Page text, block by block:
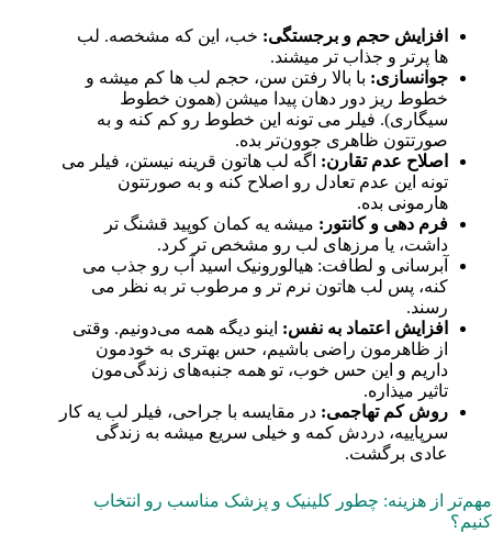
افزایش حجم و برجستگی: خب، این که مشخصه. لب‌
ها پرتر و جذاب‌ تر میشند.
جوانسازی: با بالا رفتن سن، حجم لب‌ ها کم میشه و
خطوط ریز دور دهان پیدا میشن (همون خطوط
سیگاری). فیلر می‌ تونه این خطوط رو کم کنه و به
صورتتون ظاهری جوون‌تر بده.
اصلاح عدم تقارن: اگه لب‌ هاتون قرینه نیستن، فیلر می‌
تونه این عدم تعادل رو اصلاح کنه و به صورتتون
هارمونی بده.
فرم‌ دهی و کانتور: میشه یه کمان کوپید قشنگ‌ تر
داشت، یا مرزهای لب رو مشخص‌ تر کرد.
آبرسانی و لطافت: هیالورونیک اسید آب رو جذب می‌
کنه، پس لب‌ هاتون نرم‌ تر و مرطوب‌ تر به نظر می‌
رسند.
افزایش اعتماد به نفس: اینو دیگه همه می‌دونیم. وقتی
از ظاهرمون راضی باشیم، حس بهتری به خودمون
داریم و این حس خوب، تو همه جنبه‌های زندگی‌مون
تاثیر میذاره.
روش کم‌ تهاجمی: در مقایسه با جراحی، فیلر لب یه کار
سرپاییه، دردش کمه و خیلی سریع میشه به زندگی
عادی برگشت.
مهم‌تر از هزینه: چطور کلینیک و پزشک مناسب رو انتخاب
کنیم؟